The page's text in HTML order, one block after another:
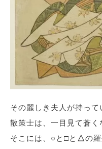
その麗しき夫人が持って
散策士は、一目見て蒼く
そこには、 ○と□と △の